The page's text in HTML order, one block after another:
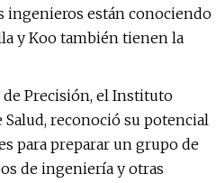
ingenieros están conociendo
y Koo también tienen la
de Precisión, el Instituto
reconoció su potencial
para preparar un grupo de
de ingeniería y otras